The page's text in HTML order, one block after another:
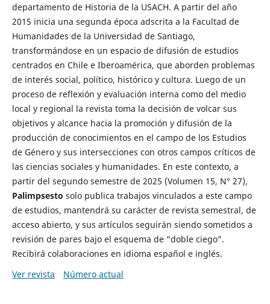
departamento de Historia de la USACH. A partir del año
2015 inicia una segunda época adscrita a la Facultad de
Humanidades de la Universidad de Santiago,
transformándose en un espacio de difusión de estudios
centrados en Chile e Iberoamérica, que aborden problemas
de interés social, político, histórico y cultura. Luego de un
proceso de reflexión y evaluación interna como del medio
local y regional la revista toma la decisión de volcar sus
objetivos y alcance hacia la promoción y difusión de la
producción de conocimientos en el campo de los Estudios
de Género y sus intersecciones con otros campos críticos de
las ciencias sociales y humanidades. En este contexto, a
partir del segundo semestre de 2025 (Volumen 15, N° 27),
Palimpsesto solo publica trabajos vinculados a este campo
de estudios, mantendrá su carácter de revista semestral, de
acceso abierto, y sus artículos seguirán siendo sometidos a
revisión de pares bajo el esquema de “doble ciego”.
Recibirá colaboraciones en idioma español e inglés.
Ver revista
Número actual